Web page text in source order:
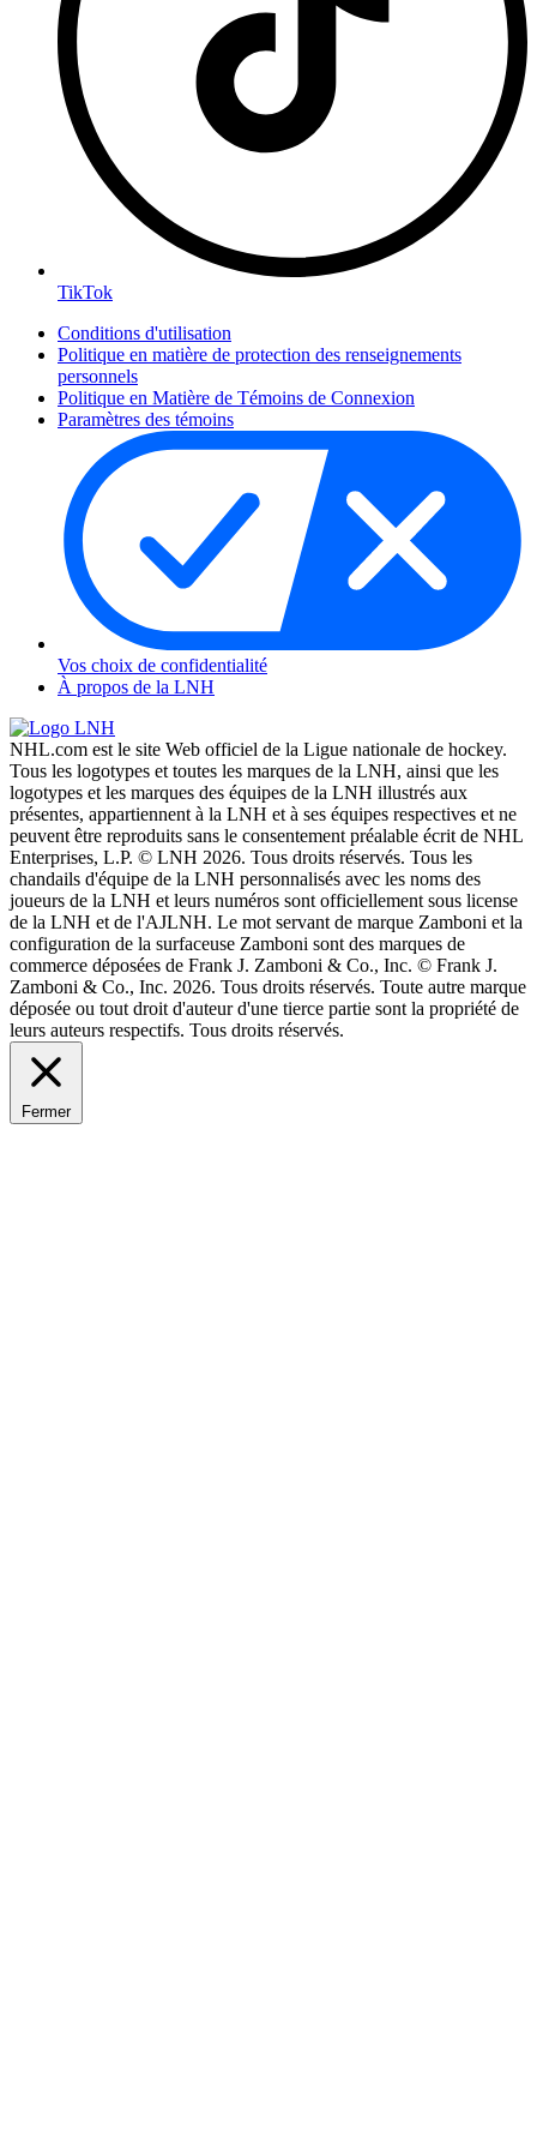
TikTok
Conditions d'utilisation
Politique en matière de protection des renseignements
personnels
Politique en Matière de Témoins de Connexion
Paramètres des témoins
Vos choix de confidentialité
À propos de la LNH
NHL.com est le site Web officiel de la Ligue nationale de hockey.
Tous les logotypes et toutes les marques de la LNH, ainsi que les
logotypes et les marques des équipes de la LNH illustrés aux
présentes, appartiennent à la LNH et à ses équipes respectives et ne
peuvent être reproduits sans le consentement préalable écrit de NHL
Enterprises, L.P. © LNH 2026. Tous droits réservés. Tous les
chandails d'équipe de la LNH personnalisés avec les noms des
joueurs de la LNH et leurs numéros sont officiellement sous license
de la LNH et de l'AJLNH. Le mot servant de marque Zamboni et la
configuration de la surfaceuse Zamboni sont des marques de
commerce déposées de Frank J. Zamboni & Co., Inc. © Frank J.
Zamboni & Co., Inc. 2026. Tous droits réservés. Toute autre marque
déposée ou tout droit d'auteur d'une tierce partie sont la propriété de
leurs auteurs respectifs. Tous droits réservés.
Fermer